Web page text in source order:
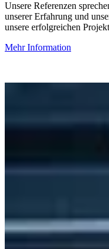
Unsere Referenzen
unserer Erfahrung und
unsere erfolgreichen
Mehr Information